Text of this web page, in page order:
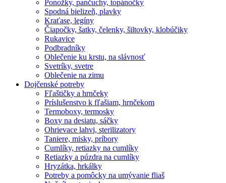
Ponožky, pančuchy, topánočky
Spodná bielizeň, plavky
Kraťase, legíny
Čiapočky, šatky, čelenky, šiltovky, klobúčiky
Rukavice
Podbradníky
Oblečenie ku krstu, na slávnosť
Svetríky, svetre
Oblečenie na zimu
Dojčenské potreby
Fľaštičky a hrnčeky
Príslušenstvo k fľašiam, hrnčekom
Termoboxy, termosky
Boxy na desiatu, sáčky
Ohrievace lahvi, sterilizatory
Taniere, misky, príbory
Cumlíky, retiazky na cumlíky
Retiazky a púzdra na cumlíky
Hryzátka, hrkálky
Potreby a pomôcky na umývanie fliaš